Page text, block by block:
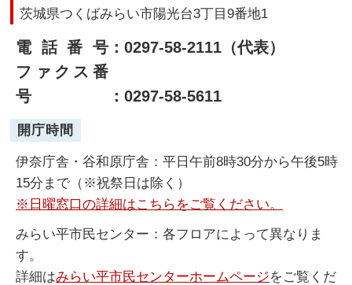
茨城県つくばみらい市陽光台3丁目9番地1
電話番号：0297-58-2111（代表）
ファクス番
号
：0297-58-5611
開庁時間
伊奈庁舎・谷和原庁舎：平日午前8時30分から午後5時
15分まで（※祝祭日は除く）
※日曜窓口の詳細はこちらをご覧ください。
みらい平市民センター：各フロアによって異なりま
す。
詳細はみらい平市民センターホームページをご覧くだ